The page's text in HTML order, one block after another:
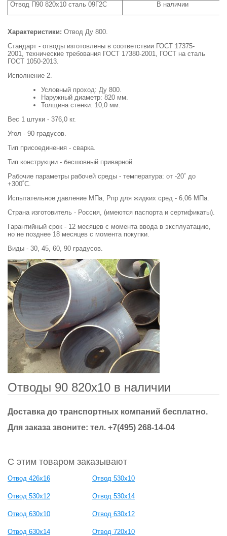
Отвод П90 820х10 сталь 09Г2С
В наличии
Характеристики: Отвод Ду 800.
Стандарт - отводы изготовлены в соответствии ГОСТ 17375-
2001, технические требования ГОСТ 17380-2001, ГОСТ на сталь
ГОСТ 1050-2013.
Исполнение 2.
Условный проход: Ду 800.
Наружный диаметр: 820 мм.
Толщина стенки: 10,0 мм.
Вес 1 штуки - 376,0 кг.
Угол - 90 градусов.
Тип присоединения - сварка.
Тип конструкции - бесшовный приварной.
Рабочие параметры рабочей среды - температура: от -20˚ до
+300˚С.
Испытательное давление МПа, Рпр для жидких сред - 6,06 МПа.
Страна изготовитель - Россия, (имеются паспорта и сертификаты).
Гарантийный срок - 12 месяцев с момента ввода в эксплуатацию,
но не позднее 18 месяцев с момента покупки.
Виды - 30, 45, 60, 90 градусов.
Отводы 90 820х10 в наличии
Доставка до транспортных компаний бесплатно.
Для заказа звоните: тел. +7(495) 268-14-04
С этим товаром заказывают
Отвод 426х16 Отвод 530х10
Отвод 530х12 Отвод 530х14
Отвод 630х10 Отвод 630х12
Отвод 630х14 Отвод 720х10